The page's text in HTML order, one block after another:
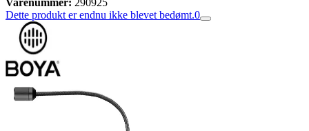
Varenummer: 290925
Dette produkt er endnu ikke blevet bedømt.0